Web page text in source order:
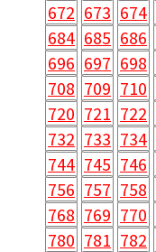
672 673 674
684 685 686
696 697 698
708 709 710
720 721 722
732 733 734
744 745 746
756 757 758
768 769 770
780 781 782